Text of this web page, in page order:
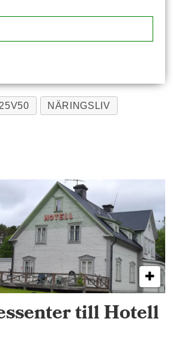
NÄRINGSLIV
till Hotell